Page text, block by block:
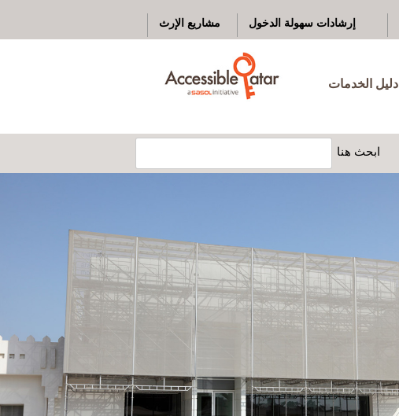
إرشادات سهولة الدخول مشاريع الإرث
دليل الخدمات
ابحث هنا